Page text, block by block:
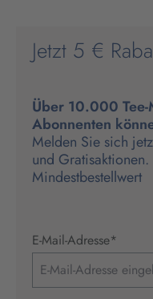
Jetzt 5 €
Über 10.000
Abonnenten
Melden Sie sich
und
Mindestbestellwert
E-Mail-Adresse*